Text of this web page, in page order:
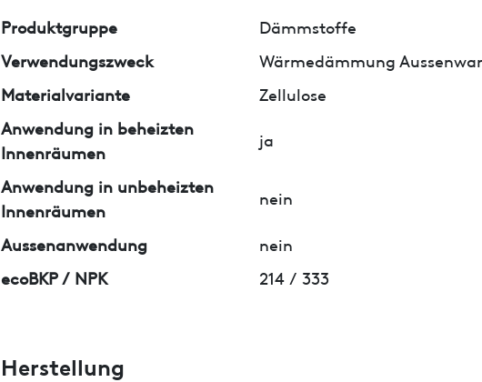
Produktgruppe
Dämmstoffe
Verwendungszweck
Wärmedämmung
Materialvariante
Zellulose
Anwendung in beheizten
Innenräumen
ja
Anwendung in unbeheizten
Innenräumen
nein
Aussenanwendung
nein
ecoBKP / NPK
214 / 333
Herstellung